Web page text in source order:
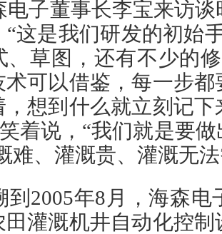
电子董事长李宝来访
“这是我们研发的初始
、草图，还有不少的
可以借鉴，每一步
想到什么就立刻记
着说，“我们就是要
难、灌溉贵、灌溉无
到2005年8月，海森
灌溉机井自动化控